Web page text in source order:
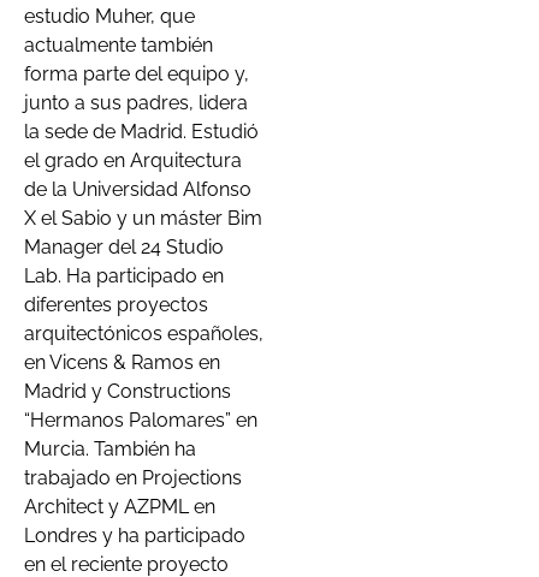
estudio Muher, que
actualmente también
forma parte del equipo y,
junto a sus padres, lidera
la sede de Madrid. Estudió
el grado en Arquitectura
de la Universidad Alfonso
X el Sabio y un máster Bim
Manager del 24 Studio
Lab. Ha participado en
diferentes proyectos
arquitectónicos españoles,
en Vicens & Ramos en
Madrid y Constructions
“Hermanos Palomares” en
Murcia. También ha
trabajado en Projections
Architect y AZPML en
Londres y ha participado
en el reciente proyecto